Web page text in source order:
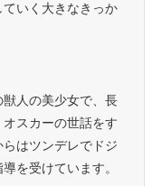
いく大きなきっか
人の美少女で、長
スカーの世話をす
はツンデレでドジ
を受けています。